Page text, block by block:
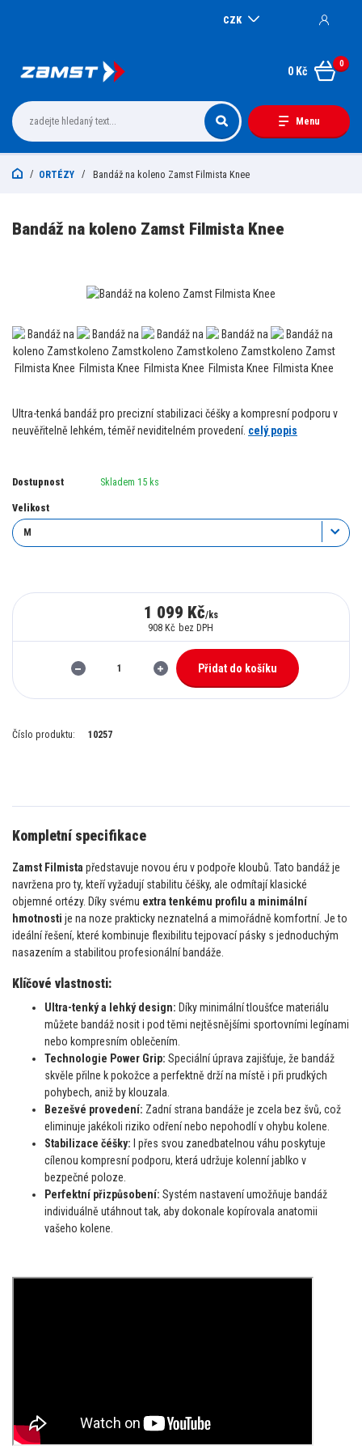
Menu
CZK
0
0 Kč
ORTÉZY Bandáž na koleno Zamst Filmista Knee
Bandáž na koleno Zamst Filmista Knee
Ultra-tenká bandáž pro precizní stabilizaci čéšky a kompresní podporu v
neuvěřitelně lehkém, téměř neviditelném provedení. celý popis
Dostupnost Skladem 15 ks
Velikost
1 099 Kč/ks
908 Kč bez DPH
Přidat do košíku
Číslo produktu: 10257
Kompletní specifikace
Zamst Filmista představuje novou éru v podpoře kloubů. Tato bandáž je
navržena pro ty, kteří vyžadují stabilitu čéšky, ale odmítají klasické
objemné ortézy. Díky svému extra tenkému profilu a minimální
hmotnosti je na noze prakticky neznatelná a mimořádně komfortní. Je to
ideální řešení, které kombinuje flexibilitu tejpovací pásky s jednoduchým
nasazením a stabilitou profesionální bandáže.
Klíčové vlastnosti:
Ultra-tenký a lehký design: Díky minimální tloušťce materiálu
můžete bandáž nosit i pod těmi nejtěsnějšími sportovními legínami
nebo kompresním oblečením.
Technologie Power Grip: Speciální úprava zajišťuje, že bandáž
skvěle přilne k pokožce a perfektně drží na místě i při prudkých
pohybech, aniž by klouzala.
Bezešvé provedení: Zadní strana bandáže je zcela bez švů, což
eliminuje jakékoli riziko odření nebo nepohodlí v ohybu kolene.
Stabilizace čéšky: I přes svou zanedbatelnou váhu poskytuje
cílenou kompresní podporu, která udržuje kolenní jablko v
bezpečné poloze.
Perfektní přizpůsobení: Systém nastavení umožňuje bandáž
individuálně utáhnout tak, aby dokonale kopírovala anatomii
vašeho kolene.